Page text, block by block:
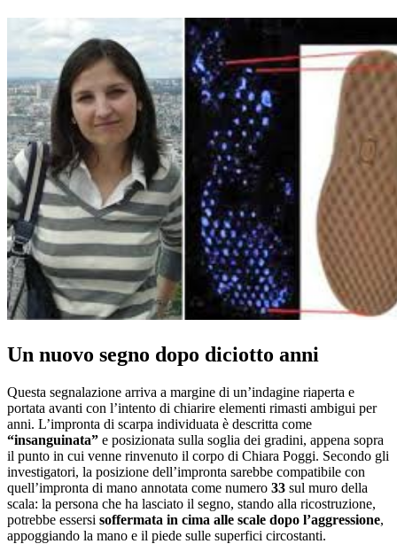
Un nuovo segno dopo diciotto anni
Questa segnalazione arriva a margine di un’indagine riaperta e
portata avanti con l’intento di chiarire elementi rimasti ambigui per
anni. L’impronta di scarpa individuata è descritta come
“insanguinata” e posizionata sulla soglia dei gradini, appena sopra
il punto in cui venne rinvenuto il corpo di Chiara Poggi. Secondo gli
investigatori, la posizione dell’impronta sarebbe compatibile con
quell’impronta di mano annotata come numero 33 sul muro della
scala: la persona che ha lasciato il segno, stando alla ricostruzione,
potrebbe essersi soffermata in cima alle scale dopo l’aggressione,
appoggiando la mano e il piede sulle superfici circostanti.